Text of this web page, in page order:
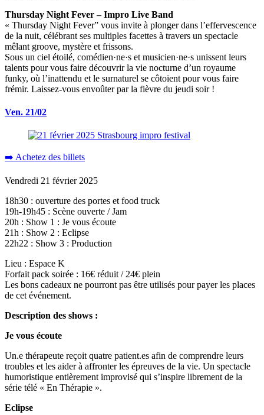
Thursday Night Fever – Impro Live Band
« Thursday Night Fever” vous invite à plonger dans l’effervescence
de la nuit, célébrant ses multiples facettes à travers un spectacle
mêlant groove, mystère et frissons.
Sous un ciel étoilé, comédien·ne·s et musicien·ne·s unissent leurs
talents pour vous faire découvrir la vie nocturne d’un royaume
funky, où l’inattendu et le surnaturel se côtoient pour vous faire
frémir. Laissez-vous envoûter par la fièvre du jeudi soir !
Ven. 21/02
➡️ Achetez des billets
Vendredi 21 février 2025
18h30 : ouverture des portes et food truck
19h-19h45 : Scène ouverte / Jam
20h : Show 1 : Je vous écoute
21h : Show 2 : Eclipse
22h22 : Show 3 : Production
Lieu : Espace K
Forfait pack soirée : 16€ réduit / 24€ plein
Les bons cadeaux ne pourront pas être utilisés pour payer les places
de cet événement.
Description des shows :
Je vous écoute
Un.e thérapeute reçoit quatre patient.es afin de comprendre leurs
troubles et les aider à affronter les épreuves de la vie. Un spectacle
humoristique entièrement improvisé qui s’inspire librement de la
série télé « En Thérapie ».
Eclipse